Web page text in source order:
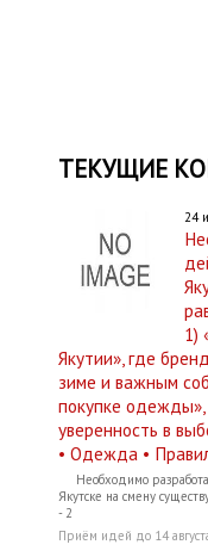
ТЕКУЩИЕ
24
1)
Якутии», где
зиме и важным
покупке
уверенность в
• Одежда •
Необходимо
Якутске на смену
- 2
Приём идей до 14